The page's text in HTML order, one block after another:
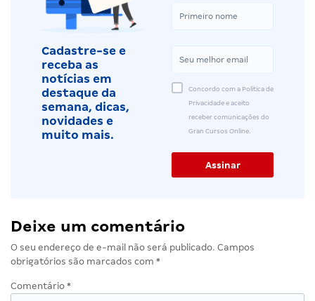
Cadastre-se e
receba as
notícias em
destaque da
semana, dicas,
novidades e
muito mais.
Concordo com a Política de
Privacidade e aceito
receber comunicações do
Gran Cursos Online.
Deixe um comentário
O seu endereço de e-mail não será publicado. Campos
obrigatórios são marcados com *
Comentário *